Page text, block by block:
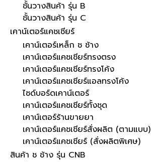
ชั้นวางสินค้า รุ่น B
ชั้นวางสินค้า รุ่น C
เคาน์เตอร์แคชเชียร์
เคาน์เตอร์เหล็ก ช ช้าง
เคาน์เตอร์แคชเชียร์ทรงตรง
เคาน์เตอร์แคชเชียร์ทรงโค้ง
เคาน์เตอร์แคชเชียร์แอลทรงโค้ง
ไซด์บอร์ดเคาน์เตอร์
เคาน์เตอร์แคชเชียร์ทั้งชุด
เคาน์เตอร์ร้านขายยา
เคาน์เตอร์แคชเชียร์สั่งผลิต (ตามแบบ)
เคาน์เตอร์แคชเชียร์ (สั่งผลิตพิเศษ)
สินค้า ช ช้าง รุ่น CNB